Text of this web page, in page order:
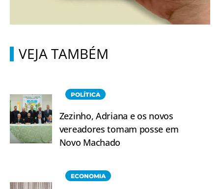
VEJA TAMBÉM
POLÍTICA
Zezinho, Adriana e os novos
vereadores tomam posse em
Novo Machado
ECONOMIA